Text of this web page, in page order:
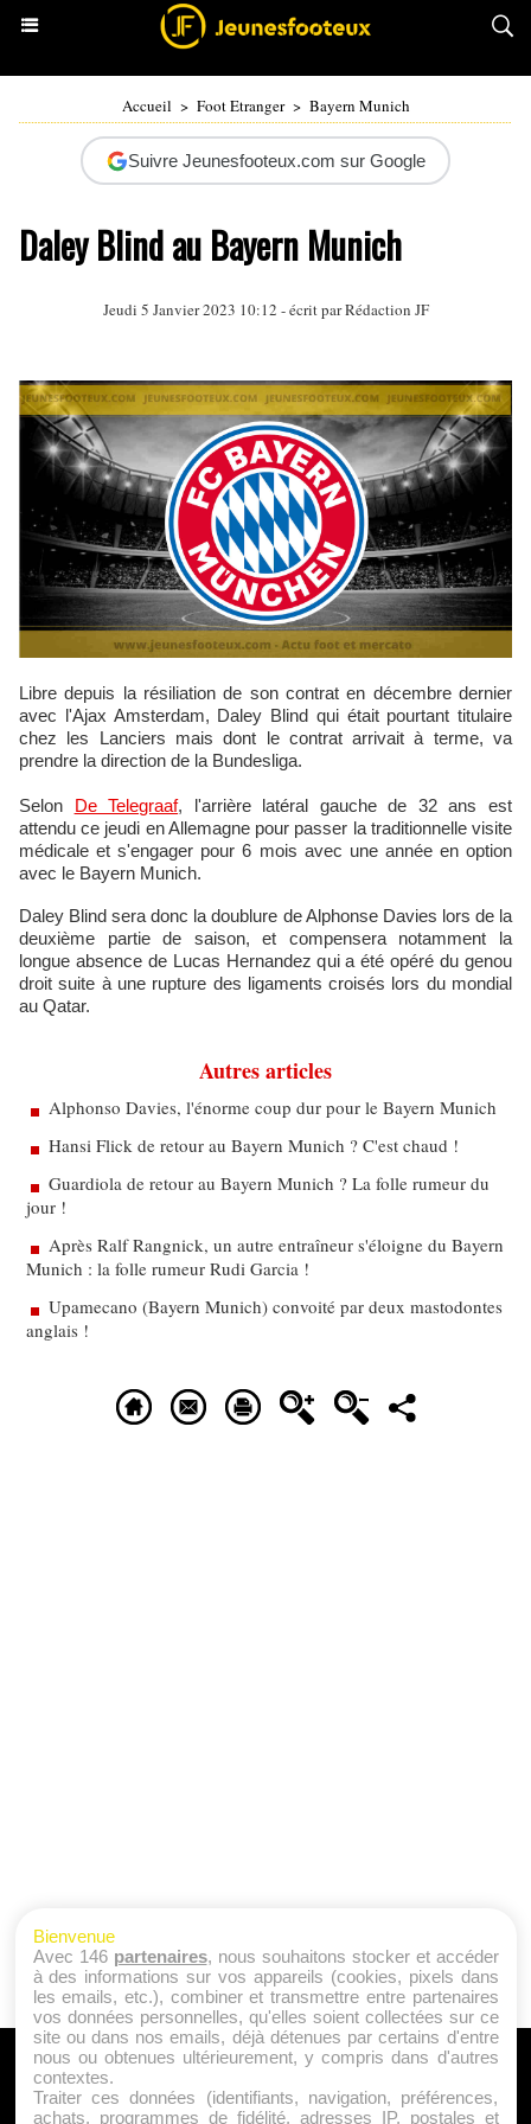
Accueil > Foot Etranger > Bayern Munich
Suivre Jeunesfooteux.com sur Google
Daley Blind au Bayern Munich
Jeudi 5 Janvier 2023 10:12 - écrit par Rédaction JF
Libre depuis la résiliation de son contrat en décembre dernier
avec l'Ajax Amsterdam, Daley Blind qui était pourtant titulaire
chez les Lanciers mais dont le contrat arrivait à terme, va
prendre la direction de la Bundesliga.
Selon De Telegraaf, l'arrière latéral gauche de 32 ans est
attendu ce jeudi en Allemagne pour passer la traditionnelle visite
médicale et s'engager pour 6 mois avec une année en option
avec le Bayern Munich.
Daley Blind sera donc la doublure de Alphonse Davies lors de la
deuxième partie de saison, et compensera notamment la
longue absence de Lucas Hernandez qui a été opéré du genou
droit suite à une rupture des ligaments croisés lors du mondial
au Qatar.
Autres articles
Alphonso Davies, l'énorme coup dur pour le Bayern Munich
Hansi Flick de retour au Bayern Munich ? C'est chaud !
Guardiola de retour au Bayern Munich ? La folle rumeur du
jour !
Après Ralf Rangnick, un autre entraîneur s'éloigne du Bayern
Munich : la folle rumeur Rudi Garcia !
Upamecano (Bayern Munich) convoité par deux mastodontes
anglais !
A PROPOS
Qui sommes nous ?
Bienvenue
Avec 146 partenaires, nous souhaitons stocker et accéder
à des informations sur vos appareils (cookies, pixels dans
les emails, etc.), combiner et transmettre entre partenaires
vos données personnelles, qu'elles soient collectées sur ce
site ou dans nos emails, déjà détenues par certains d'entre
nous ou obtenues ultérieurement, y compris dans d'autres
contextes.
Traiter ces données (identifiants, navigation, préférences,
achats, programmes de fidélité, adresses IP, postales et